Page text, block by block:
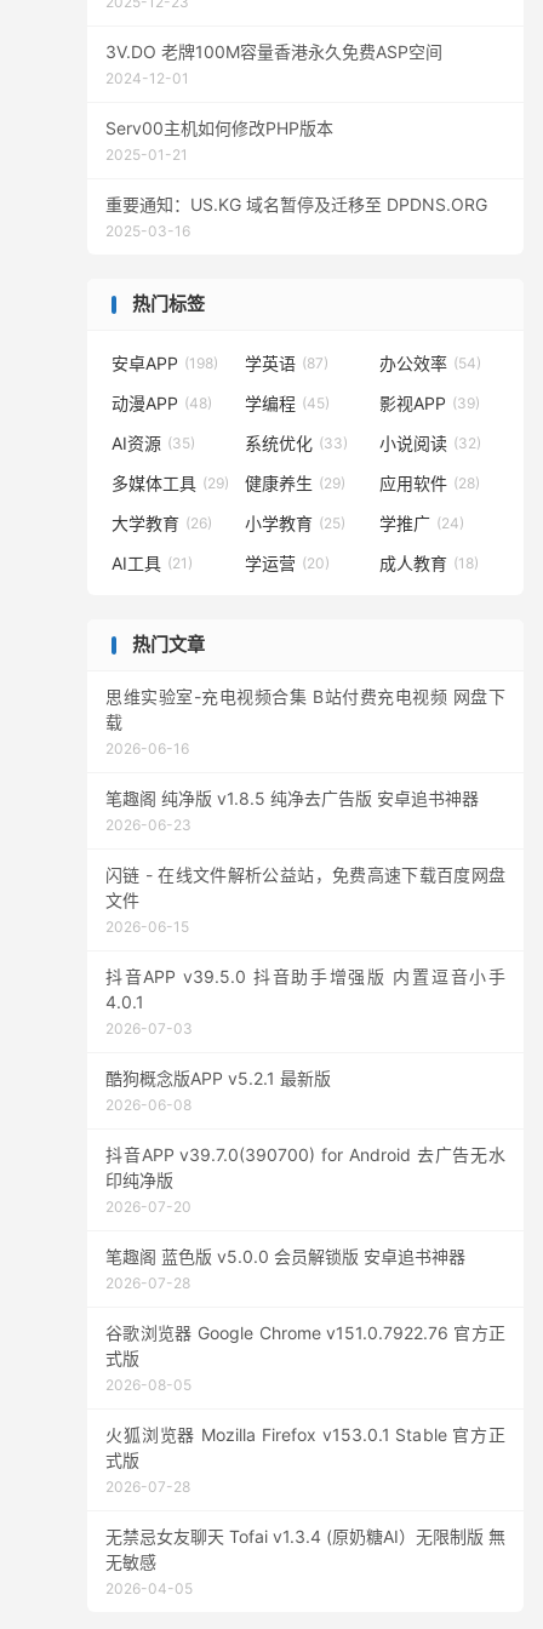
3V.DO 老牌100M容量香港永久免费ASP空间
2024-12-01
Serv00主机如何修改PHP版本
2025-01-21
重要通知：US.KG 域名暂停及迁移至 DPDNS.ORG
2025-03-16
热门标签
安卓APP (198) 学英语 (87) 办公效率 (54)
动漫APP (48) 学编程 (45) 影视APP (39)
AI资源 (35) 系统优化 (33) 小说阅读 (32)
多媒体工具 (29) 健康养生 (29) 应用软件 (28)
大学教育 (26) 小学教育 (25) 学推广 (24)
AI工具 (21) 学运营 (20) 成人教育 (18)
热门文章
思维实验室-充电视频合集 B站付费充电视频 网盘下
载
2026-06-16
笔趣阁 纯净版 v1.8.5 纯净去广告版 安卓追书神器
2026-06-23
闪链 - 在线文件解析公益站，免费高速下载百度网盘
文件
2026-06-15
抖音APP v39.5.0 抖音助手增强版 内置逗音小手
4.0.1
2026-07-03
酷狗概念版APP v5.2.1 最新版
2026-06-08
抖音APP v39.7.0(390700) for Android 去广告无水
印纯净版
2026-07-20
笔趣阁 蓝色版 v5.0.0 会员解锁版 安卓追书神器
2026-07-28
谷歌浏览器 Google Chrome v151.0.7922.76 官方正
式版
2026-08-05
火狐浏览器 Mozilla Firefox v153.0.1 Stable 官方正
式版
2026-07-28
无禁忌女友聊天 Tofai v1.3.4 (原奶糖AI）无限制版 無
无敏感
2026-04-05